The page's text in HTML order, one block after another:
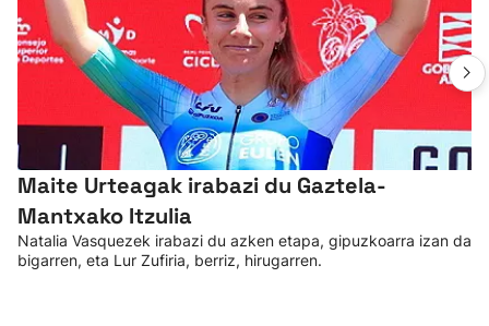
Maite Urteagak irabazi du Gaztela-
Mantxako Itzulia
Natalia Vasquezek irabazi du azken etapa, gipuzkoarra izan da
bigarren, eta Lur Zufiria, berriz, hirugarren.